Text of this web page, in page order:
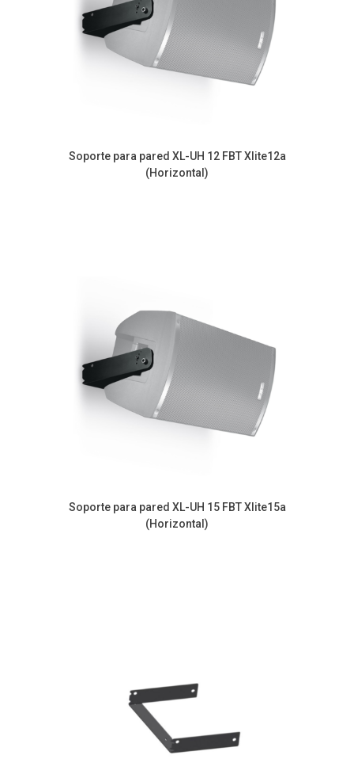
Soporte para pared XL-UH 12 FBT Xlite12a
(Horizontal)
Soporte para pared XL-UH 15 FBT Xlite15a
(Horizontal)